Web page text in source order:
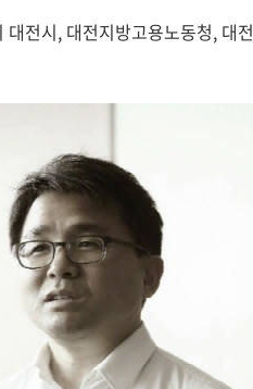
전시, 대전지방고용노동청,